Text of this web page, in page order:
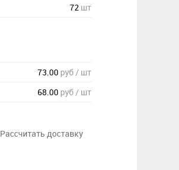
72 шт
73.00 руб / шт
68.00 руб / шт
Рассчитать доставку